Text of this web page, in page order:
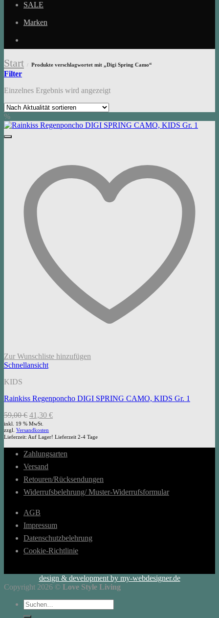
SALE
Marken
Start / Produkte verschlagwortet mit „Digi Spring Camo“
Filter
Einzelnes Ergebnis wird angezeigt
%
Zur Wunschliste hinzufügen
Schnellansicht
KIDS
Rainkiss Regenponcho DIGI SPRING CAMO, KIDS Gr. 1
59,00€ Ursprünglicher
Preis
war:
59,00 €
41,30 €Aktueller
41,30 €.
inkl. 19 % MwSt.
zzgl. Versandkosten
Lieferzeit: Auf Lager! Lieferzeit 2-4 Tage
Zahlungsarten
Versand
Retouren/Rücksendungen
Widerrufsbelehrung/ Muster-Widerrufsformular
AGB
Impressum
Datenschutzbelehrung
Cookie-Richtlinie
design & development by my-webdesigner.de
Copyright 2026 © Love Style Living
Suchen
nach: